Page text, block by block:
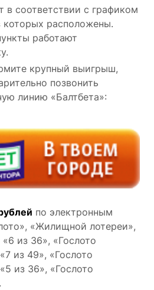
соответствии с графиком
которых расположены.
работают
крупный выигрыш,
позвонить
линию «Балтбета»:
по электронным
«Жилищной лотереи»,
из 36», «Гослото
из 49», «Гослото
из 36», «Гослото